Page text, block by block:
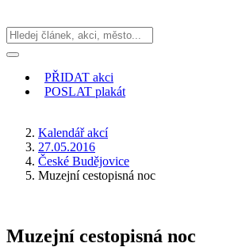
PŘIDAT akci
POSLAT plakát
Kalendář akcí
27.05.2016
České Budějovice
Muzejní cestopisná noc
Muzejní cestopisná noc